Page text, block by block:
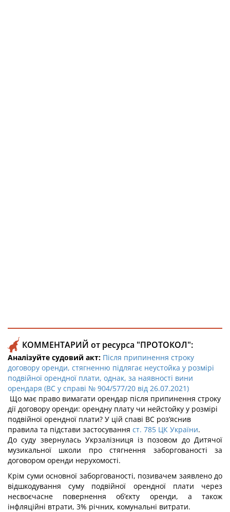
КОММЕНТАРИЙ от ресурса "ПРОТОКОЛ":
Аналізуйте судовий акт: Після припинення строку
договору оренди, стягненню підлягає неустойка у розмірі
подвійної орендної плати, однак, за наявності вини
орендаря (ВС у справі № 904/577/20 від 26.07.2021)
Що має право вимагати орендар після припинення строку
дії договору оренди: орендну плату чи нейстойку у розмірі
подвійної орендної плати? У цій спаві ВС роз’яснив
правила та підстави застосування ст. 785 ЦК України.
До суду звернулась Укрзалізниця із позовом до Дитячої
музикальної школи про стягнення заборгованості за
договором оренди нерухомості.
Крім суми основної заборгованості, позивачем заявлено до
відшкодування суму подвійної орендної плати через
несвоєчасне повернення об’єкту оренди, а також
інфляційні втрати, 3% річних, комунальні витрати.